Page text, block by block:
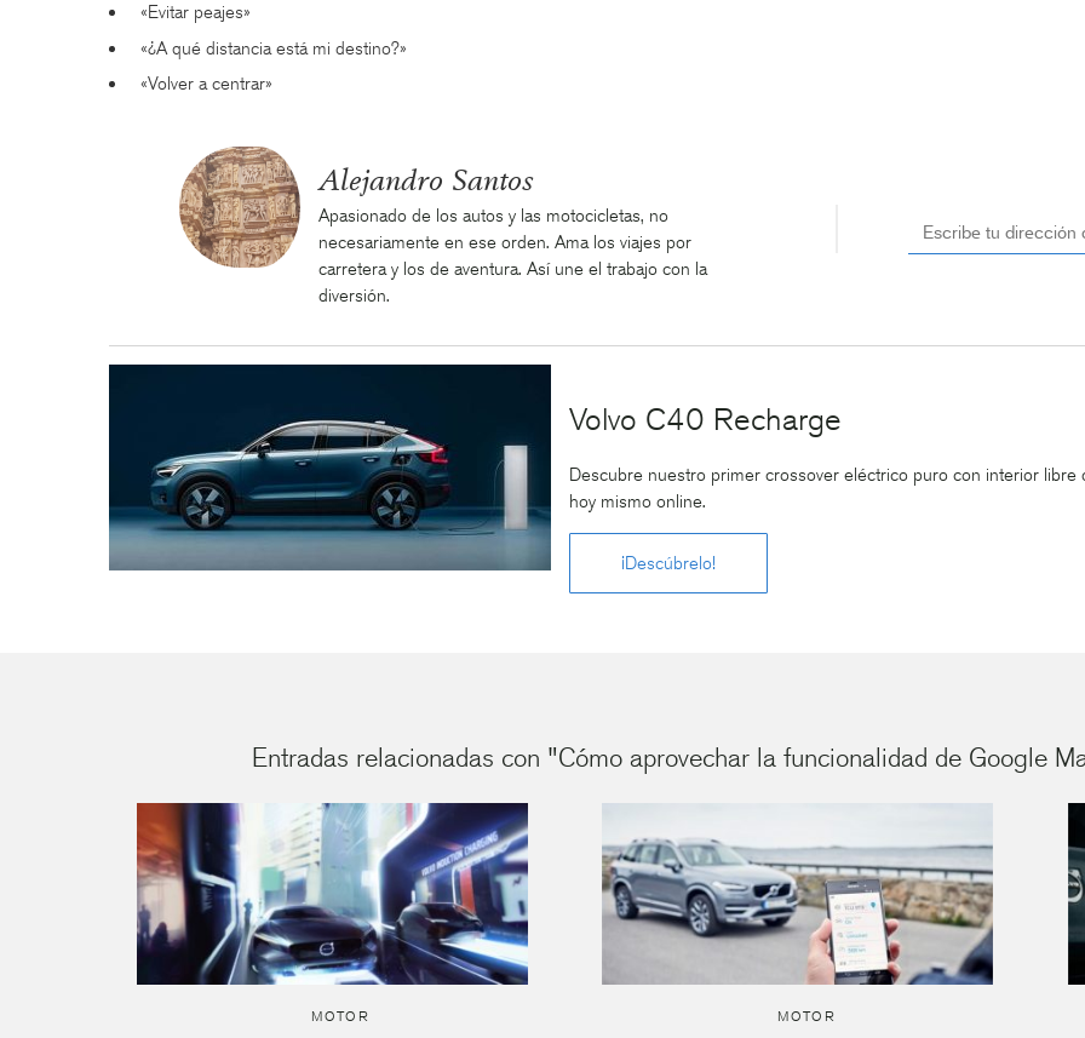
«Evitar peajes»
«¿A qué distancia está mi destino?»
«Volver a centrar»
Alejandro Santos
Apasionado de los autos y las motocicletas, no
necesariamente en ese orden. Ama los viajes por
carretera y los de aventura. Así une el trabajo con la
diversión.
Volvo C40 Recharge
Descubre nuestro primer crossover eléctrico puro con interior libre
hoy mismo online.
¡Descúbrelo!
Entradas relacionadas con "Cómo aprovechar la funcionalidad de Google
MOTOR MOTOR